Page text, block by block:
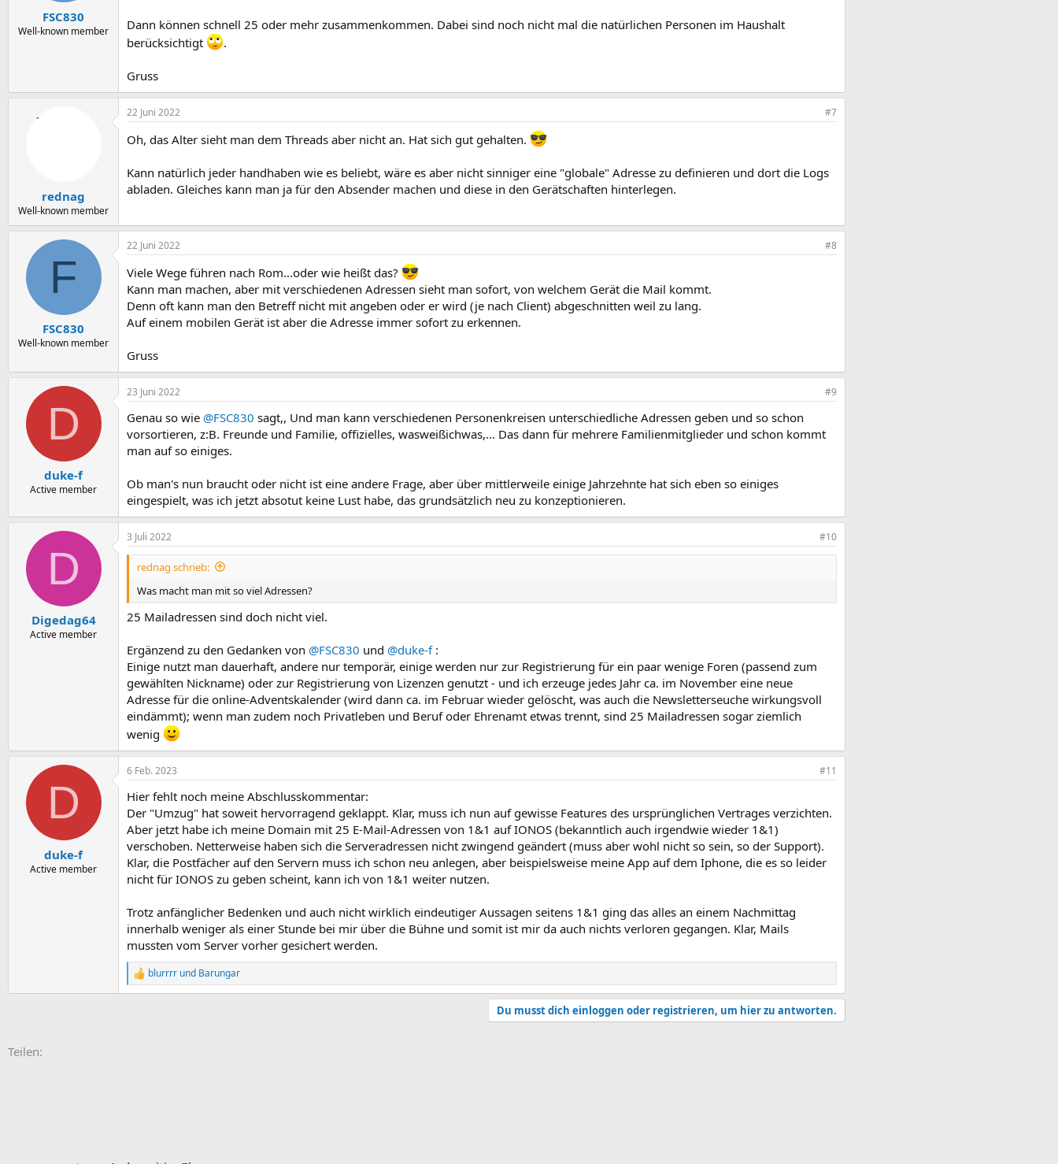
FSC830
Well-known member
Dann können schnell 25 oder mehr zusammenkommen. Dabei sind noch nicht mal die natürlichen Personen im Haushalt
berücksichtigt
.
Gruss
rednag
Well-known member
22 Juni 2022 #7
Oh, das Alter sieht man dem Threads aber nicht an. Hat sich gut gehalten.
Kann natürlich jeder handhaben wie es beliebt, wäre es aber nicht sinniger eine "globale" Adresse zu definieren und dort die Logs
abladen. Gleiches kann man ja für den Absender machen und diese in den Gerätschaften hinterlegen.
F
FSC830
Well-known member
22 Juni 2022 #8
Viele Wege führen nach Rom...oder wie heißt das?
Kann man machen, aber mit verschiedenen Adressen sieht man sofort, von welchem Gerät die Mail kommt.
Denn oft kann man den Betreff nicht mit angeben oder er wird (je nach Client) abgeschnitten weil zu lang.
Auf einem mobilen Gerät ist aber die Adresse immer sofort zu erkennen.
Gruss
D
duke-f
Active member
23 Juni 2022 #9
Genau so wie @FSC830 sagt,, Und man kann verschiedenen Personenkreisen unterschiedliche Adressen geben und so schon
vorsortieren, z:B. Freunde und Familie, offizielles, wasweißichwas,... Das dann für mehrere Familienmitglieder und schon kommt
man auf so einiges.
Ob man's nun braucht oder nicht ist eine andere Frage, aber über mittlerweile einige Jahrzehnte hat sich eben so einiges
eingespielt, was ich jetzt absotut keine Lust habe, das grundsätzlich neu zu konzeptionieren.
D
Digedag64
Active member
3 Juli 2022 #10
rednag schrieb:
Was macht man mit so viel Adressen?
25 Mailadressen sind doch nicht viel.
Ergänzend zu den Gedanken von @FSC830 und @duke-f:
Einige nutzt man dauerhaft, andere nur temporär, einige werden nur zur Registrierung für ein paar wenige Foren (passend zum
gewählten Nickname) oder zur Registrierung von Lizenzen genutzt - und ich erzeuge jedes Jahr ca. im November eine neue
Adresse für die online-Adventskalender (wird dann ca. im Februar wieder gelöscht, was auch die Newsletterseuche wirkungsvoll
eindämmt); wenn man zudem noch Privatleben und Beruf oder Ehrenamt etwas trennt, sind 25 Mailadressen sogar ziemlich
wenig
D
duke-f
Active member
6 Feb. 2023 #11
Hier fehlt noch meine Abschlusskommentar:
Der "Umzug" hat soweit hervorragend geklappt. Klar, muss ich nun auf gewisse Features des ursprünglichen Vertrages verzichten.
Aber jetzt habe ich meine Domain mit 25 E-Mail-Adressen von 1&1 auf IONOS (bekanntlich auch irgendwie wieder 1&1)
verschoben. Netterweise haben sich die Serveradressen nicht zwingend geändert (muss aber wohl nicht so sein, so der Support).
Klar, die Postfächer auf den Servern muss ich schon neu anlegen, aber beispielsweise meine App auf dem Iphone, die es so leider
nicht für IONOS zu geben scheint, kann ich von 1&1 weiter nutzen.
Trotz anfänglicher Bedenken und auch nicht wirklich eindeutiger Aussagen seitens 1&1 ging das alles an einem Nachmittag
innerhalb weniger als einer Stunde bei mir über die Bühne und somit ist mir da auch nichts verloren gegangen. Klar, Mails
mussten vom Server vorher gesichert werden.
R
e
blurrrr und Barungar
Du musst dich einloggen oder registrieren, um hier zu antworten.
Teilen: